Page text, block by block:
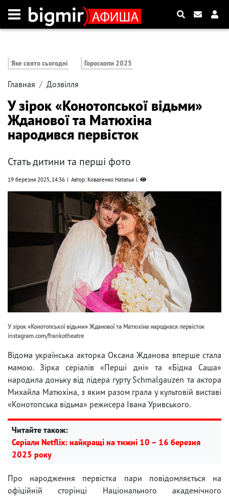
Яке свято сьогодні Гороскопи 2025
Главная Дозвілля
У зірок «Конотопської відьми»
Жданової та Матюхіна
народився первісток
Стать дитини та перші фото
19 березня 2025, 14:36 Автор: Коваленко Наталья
У зірок «Конотопської відьми» Жданової та Матюхіна народився первісток
instagram.com/frankotheatre
Відома українська акторка Оксана Жданова вперше стала
мамою. Зірка серіалів «Перші дні» та «Бідна Саша»
народила доньку від лідера гурту Schmalgauzen та актора
Михайла Матюхіна, з яким разом грала у культовій виставі
«Конотопська відьма» режисера Івана Уривського.
Читайте також:
Серіали Netflix: найкращі на тижні 10 – 16 березня
2025 року
Про народження первістка пари повідомляється на
офіційній сторінці Національного академічного